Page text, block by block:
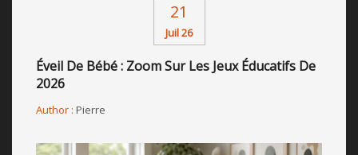
21
Juil 26
Éveil De Bébé : Zoom Sur Les Jeux Éducatifs De
2026
Author : Pierre